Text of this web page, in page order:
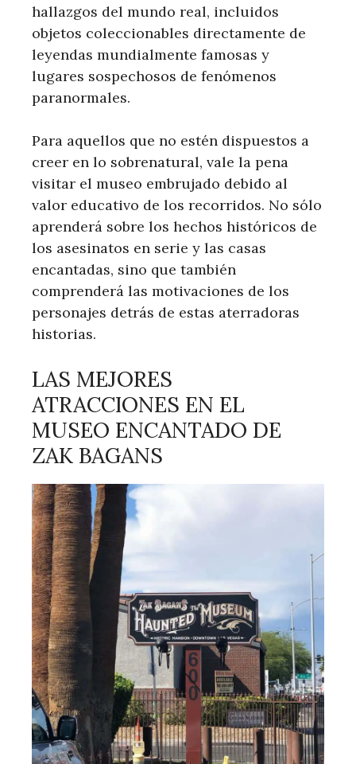
hallazgos del mundo real, incluidos
objetos coleccionables directamente de
leyendas mundialmente famosas y
lugares sospechosos de fenómenos
paranormales.
Para aquellos que no estén dispuestos a
creer en lo sobrenatural, vale la pena
visitar el museo embrujado debido al
valor educativo de los recorridos. No sólo
aprenderá sobre los hechos históricos de
los asesinatos en serie y las casas
encantadas, sino que también
comprenderá las motivaciones de los
personajes detrás de estas aterradoras
historias.
LAS MEJORES
ATRACCIONES EN EL
MUSEO ENCANTADO DE
ZAK BAGANS